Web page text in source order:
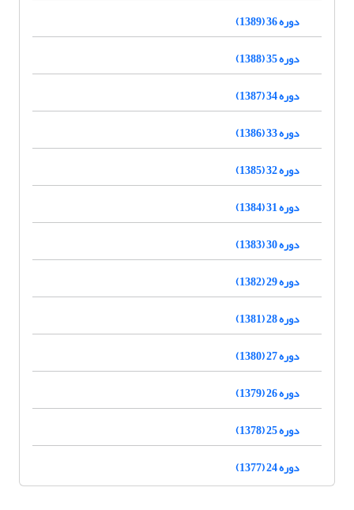
دوره 36 (1389)
دوره 35 (1388)
دوره 34 (1387)
دوره 33 (1386)
دوره 32 (1385)
دوره 31 (1384)
دوره 30 (1383)
دوره 29 (1382)
دوره 28 (1381)
دوره 27 (1380)
دوره 26 (1379)
دوره 25 (1378)
دوره 24 (1377)